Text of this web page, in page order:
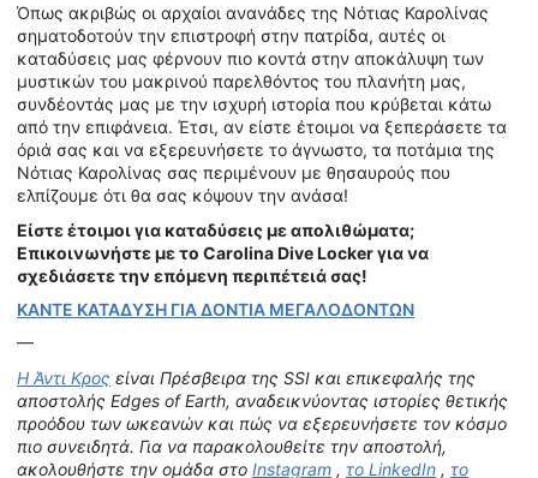
Όπως ακριβώς οι αρχαίοι ανανάδες της Νότιας Καρολίνας
σηματοδοτούν την επιστροφή στην πατρίδα, αυτές οι
καταδύσεις μας φέρνουν πιο κοντά στην αποκάλυψη των
μυστικών του μακρινού παρελθόντος του πλανήτη μας,
συνδέοντάς μας με την ισχυρή ιστορία που κρύβεται κάτω
από την επιφάνεια. Έτσι, αν είστε έτοιμοι να ξεπεράσετε τα
όριά σας και να εξερευνήσετε το άγνωστο, τα ποτάμια της
Νότιας Καρολίνας σας περιμένουν με θησαυρούς που
ελπίζουμε ότι θα σας κόψουν την ανάσα!
Είστε έτοιμοι για καταδύσεις με απολιθώματα;
Επικοινωνήστε με το Carolina Dive Locker για να
σχεδιάσετε την επόμενη περιπέτειά σας!
ΚΑΝΤΕ ΚΑΤΑΔΥΣΗ ΓΙΑ ΔΟΝΤΙΑ ΜΕΓΑΛΟΔΟΝΤΩΝ
—
Η Άντι Κρος είναι Πρέσβειρα της SSI και επικεφαλής της
αποστολής Edges of Earth, αναδεικνύοντας ιστορίες θετικής
προόδου των ωκεανών και πώς να εξερευνήσετε τον κόσμο
πιο συνειδητά. Για να παρακολουθείτε την αποστολή,
ακολουθήστε την ομάδα στο Instagram , το LinkedIn , το